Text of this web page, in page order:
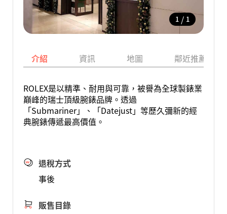
1 / 1
介紹 資訊 地圖 鄰近推薦景點
ROLEX是以精準、耐用與可靠，被譽為全球製錶業
巔峰的瑞士頂級腕錶品牌。透過
「Submariner」、「Datejust」等歷久彌新的經
典腕錶傳遞最高價值。
退稅方式
事後
販售目錄